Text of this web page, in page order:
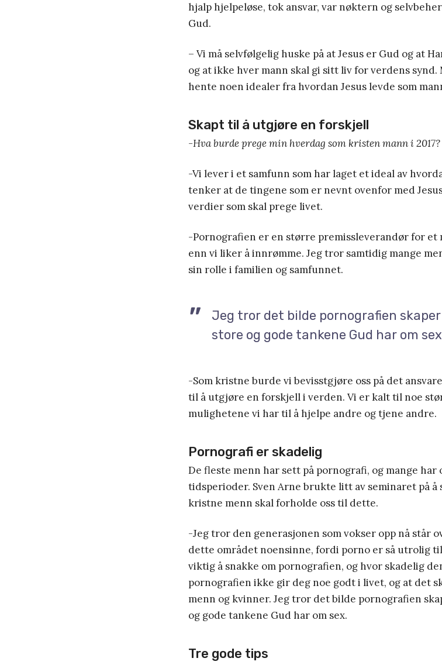
hjalp hjelpeløse, tok ansvar, var nøktern og
Gud.
– Vi må selvfølgelig huske på at Jesus er Gud og at
og at ikke hver mann skal gi sitt liv for verdens
hente noen idealer fra hvordan Jesus levde som
Skapt til å utgjøre en forskjell
-Hva burde prege min hverdag som kristen mann i 2017?
-Vi lever i et samfunn som har laget et ideal av
tenker at de tingene som er nevnt ovenfor med
verdier som skal prege livet.
-Pornografien er en større premissleverandør for et
enn vi liker å innrømme. Jeg tror samtidig mange
sin rolle i familien og samfunnet.
Jeg tror det bilde pornografien
store og gode tankene Gud har om
-Som kristne burde vi bevisstgjøre oss på det
til å utgjøre en forskjell i verden. Vi er kalt til noe
mulighetene vi har til å hjelpe andre og tjene andre.
Pornografi er skadelig
De fleste menn har sett på pornografi, og mange
tidsperioder. Sven Arne brukte litt av seminaret på å
kristne menn skal forholde oss til dette.
-Jeg tror den generasjonen som vokser opp nå står
dette området noensinne, fordi porno er så utrolig
viktig å snakke om pornografien, og hvor skadelig
pornografien ikke gir deg noe godt i livet, og at det
menn og kvinner. Jeg tror det bilde pornografien
og gode tankene Gud har om sex.
Tre gode tips